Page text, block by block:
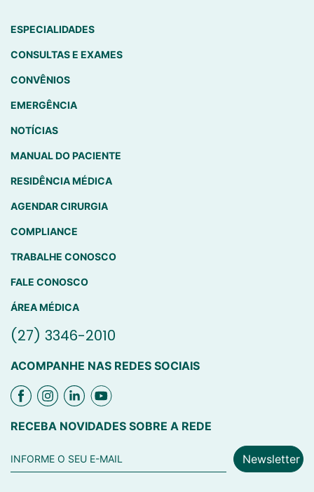
ESPECIALIDADES
CONSULTAS E EXAMES
CONVÊNIOS
EMERGÊNCIA
NOTÍCIAS
MANUAL DO PACIENTE
RESIDÊNCIA MÉDICA
AGENDAR CIRURGIA
COMPLIANCE
TRABALHE CONOSCO
FALE CONOSCO
ÁREA MÉDICA
(27) 3346-2010
ACOMPANHE NAS REDES SOCIAIS
RECEBA NOVIDADES SOBRE A REDE
Newsletter